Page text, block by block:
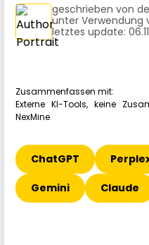
geschrieben von
unter Verwendung
letztes update:
Zusammenfassen mit:
Externe KI-Tools, keine
NexMine
ChatGPT
Gemini Claude